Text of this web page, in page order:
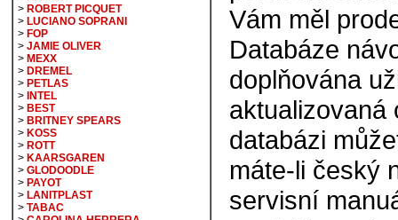
Vám měl
Databáze
doplňována
aktualizovaná
databázi
máte-li český
servisní
> ROBERT PICQUET
> LUCIANO SOPRANI
> FOP
> JAMIE OLIVER
> MEXX
> DREMEL
> PETLAS
> INTEL
> BEST
> BRITNEY SPEARS
> KOSS
> ROTT
> KAARSGAREN
> GLODOODLE
> PAYOT
> LANITPLAST
> TABAC